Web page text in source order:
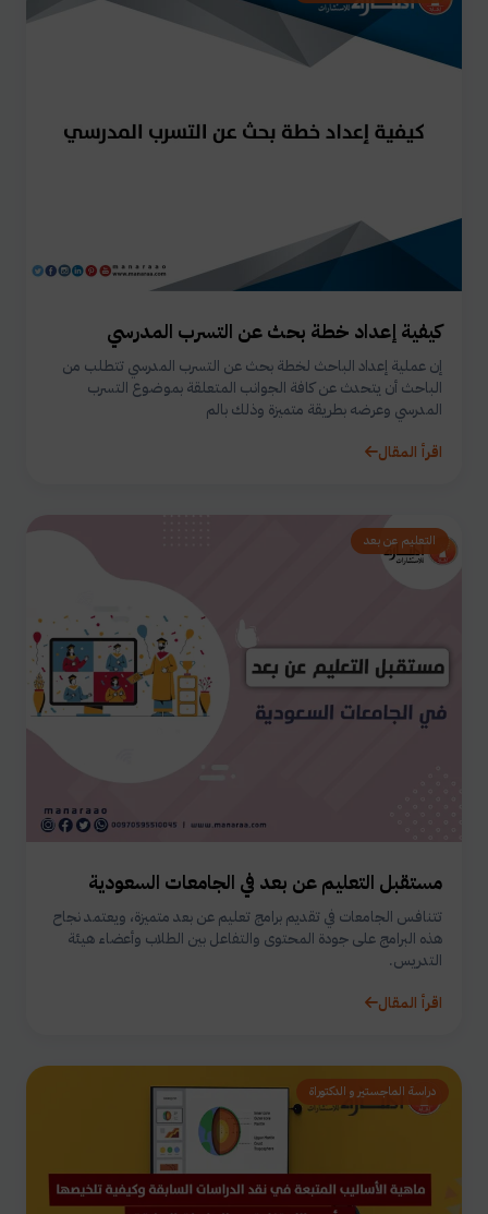
كيفية إعداد خطة بحث عن التسرب المدرسي
إن عملية إعداد الباحث لخطة بحث عن التسرب المدرسي تتطلب من
الباحث أن يتحدث عن كافة الجوانب المتعلقة بموضوع التسرب
المدرسي وعرضه بطريقة متميزة وذلك بالم
اقرأ المقال
التعليم عن بعد
مستقبل التعليم عن بعد في الجامعات السعودية
تتنافس الجامعات في تقديم برامج تعليم عن بعد متميزة، ويعتمد نجاح
هذه البرامج على جودة المحتوى والتفاعل بين الطلاب وأعضاء هيئة
التدريس.
اقرأ المقال
دراسة الماجستير و الدكتوراة